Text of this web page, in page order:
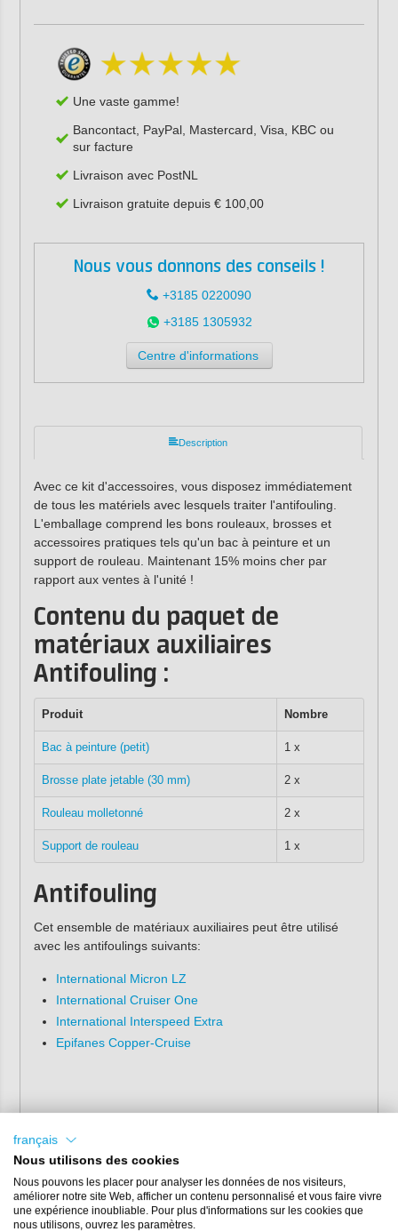
Une vaste gamme!
Bancontact, PayPal, Mastercard, Visa, KBC ou
sur facture
Livraison avec PostNL
Livraison gratuite depuis € 100,00
Nous vous donnons des conseils !
+3185 0220090
+3185 1305932
Centre d'informations
Description
Avec ce kit d'accessoires, vous disposez immédiatement
de tous les matériels avec lesquels traiter l'antifouling.
L'emballage comprend les bons rouleaux, brosses et
accessoires pratiques tels qu'un bac à peinture et un
support de rouleau. Maintenant 15% moins cher par
rapport aux ventes à l'unité !
Contenu du paquet de
matériaux auxiliaires
Antifouling :
Produit Nombre
Bac à peinture (petit) 1 x
Brosse plate jetable (30 mm) 2 x
Rouleau molletonné 2 x
Support de rouleau 1 x
Antifouling
Cet ensemble de matériaux auxiliaires peut être utilisé
avec les antifoulings suivants:
International Micron LZ
International Cruiser One
International Interspeed Extra
Epifanes Copper-Cruise
français
Nous utilisons des cookies
Nous pouvons les placer pour analyser les données de nos visiteurs,
améliorer notre site Web, afficher un contenu personnalisé et vous faire vivre
une expérience inoubliable. Pour plus d'informations sur les cookies que
nous utilisons, ouvrez les paramètres.